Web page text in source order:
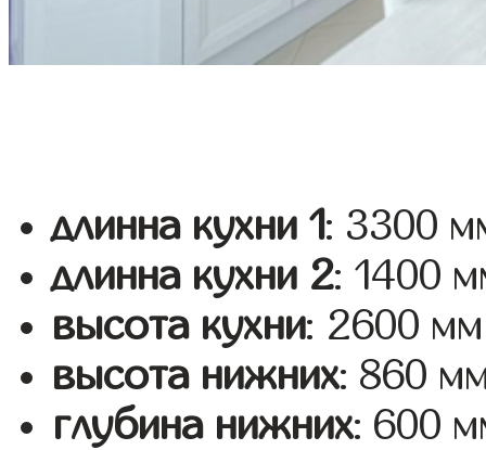
длинна кухни 1: 3300
длинна кухни 2: 1400
высота кухни: 2600 мм
высота нижних: 860
глубина нижних: 600